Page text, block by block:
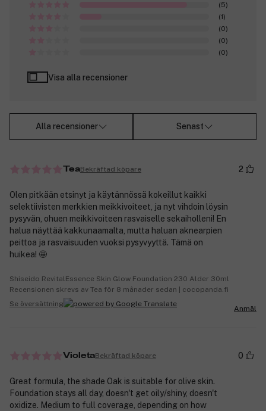
(5)
(1)
(0)
(0)
(0)
Visa alla recensioner
Alla recensioner Senast
TeaBekräftad köpare 2
Olen pitkään etsinyt ja käytännössä kokeillut kaikki
selektiivisten merkkien meikkivoiteet, ja nyt vihdoin löysin
pysyvän, ohuen meikkivoiteen rasvaiselle sekaiholleni! En
halua näyttää kakkunaamalta, mutta haluan aknearpien
peittoa ja rasvaisuuden vuoksi pysyvyyttä. Tämä on
huikea! 🤩
Shiseido RevitalEssence Skin Glow Foundation 230 Alder 30ml
Recensionen skrevs av Tea för 8 månader sedan | cocopanda.fi
Se översättning
Anmäl
VioletaBekräftad köpare 0
Great formula, the shade Oak is suitable for olive skin.
Foundation stays all day, doesn't get oily/shiny, doesn't
oxidize. Medium to full coverage, depending on how